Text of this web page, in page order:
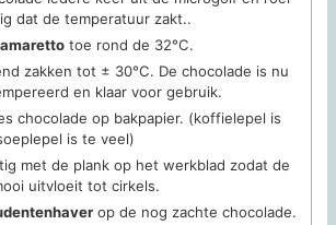
dat de temperatuur zakt..
toe rond de 32°C.
zakken tot ± 30°C. De chocolade is nu
en klaar voor gebruik.
chocolade op bakpapier. (koffielepel is
is te veel)
met de plank op het werkblad zodat de
uitvloeit tot cirkels.
op de nog zachte chocolade.